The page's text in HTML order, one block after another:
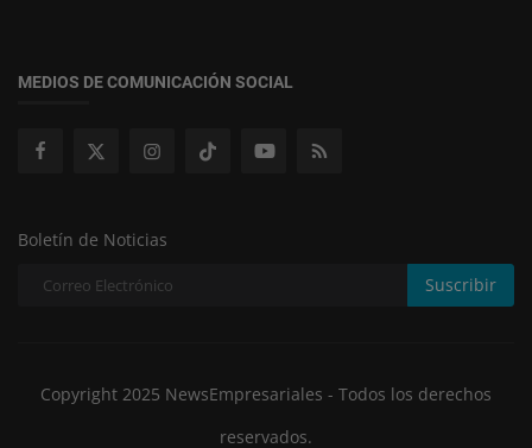
MEDIOS DE COMUNICACIÓN SOCIAL
Boletín de Noticias
Suscribir
Copyright 2025 NewsEmpresariales - Todos los derechos
reservados.